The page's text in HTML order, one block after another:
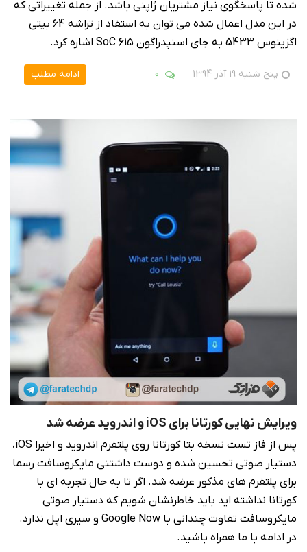
شده تا پاسخگوی نیاز مشتریان ژاپنی باشد. از جمله تغییراتی که
در این مدل اعمال شده می توان به استفاد از تراشه 64 بیتی
اگزینوس 5433 به جای اسنپدراگون 615 SoC اشاره کرد.
پنج شنبه 19 آذر 1394 0 ادامه مطلب
ویرایش نهایی کورتانا برای iOS و اندروید عرضه شد
پس از فاز تست نسخه بتا کورتانا روی پلتفرم اندروید و اخیرا iOS،
دستیار صوتی تحسین شده و دوست داشتنی مایکروسافت رسما
برای پلتفرم های مذکور عرضه شد. اگر تا به حال تجربه ای با
کورتانا نداشته اید باید خاطرنشان شویم که دستیار صوتی
مایکروسافت تفاوت چندانی با Google Now و سیری اپل ندارد.
در ادامه با ما همراه باشید.